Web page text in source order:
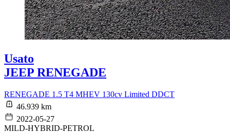
Usato
JEEP RENEGADE
RENEGADE 1.5 T4 MHEV 130cv Limited DDCT
46.939 km
2022-05-27
MILD-HYBRID-PETROL